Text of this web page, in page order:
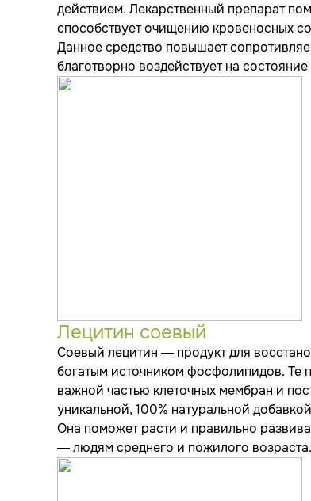
действием. Лекарственный препарат
способствует очищению кровеносных
Данное средство повышает
благотворно воздействует на
Лецитин соевый
Соевый лецитин — продукт для
богатым источником фосфолипидов. Те
важной частью клеточных мембран и
уникальной, 100% натуральной
Она поможет расти и правильно
— людям среднего и пожилого возраста.